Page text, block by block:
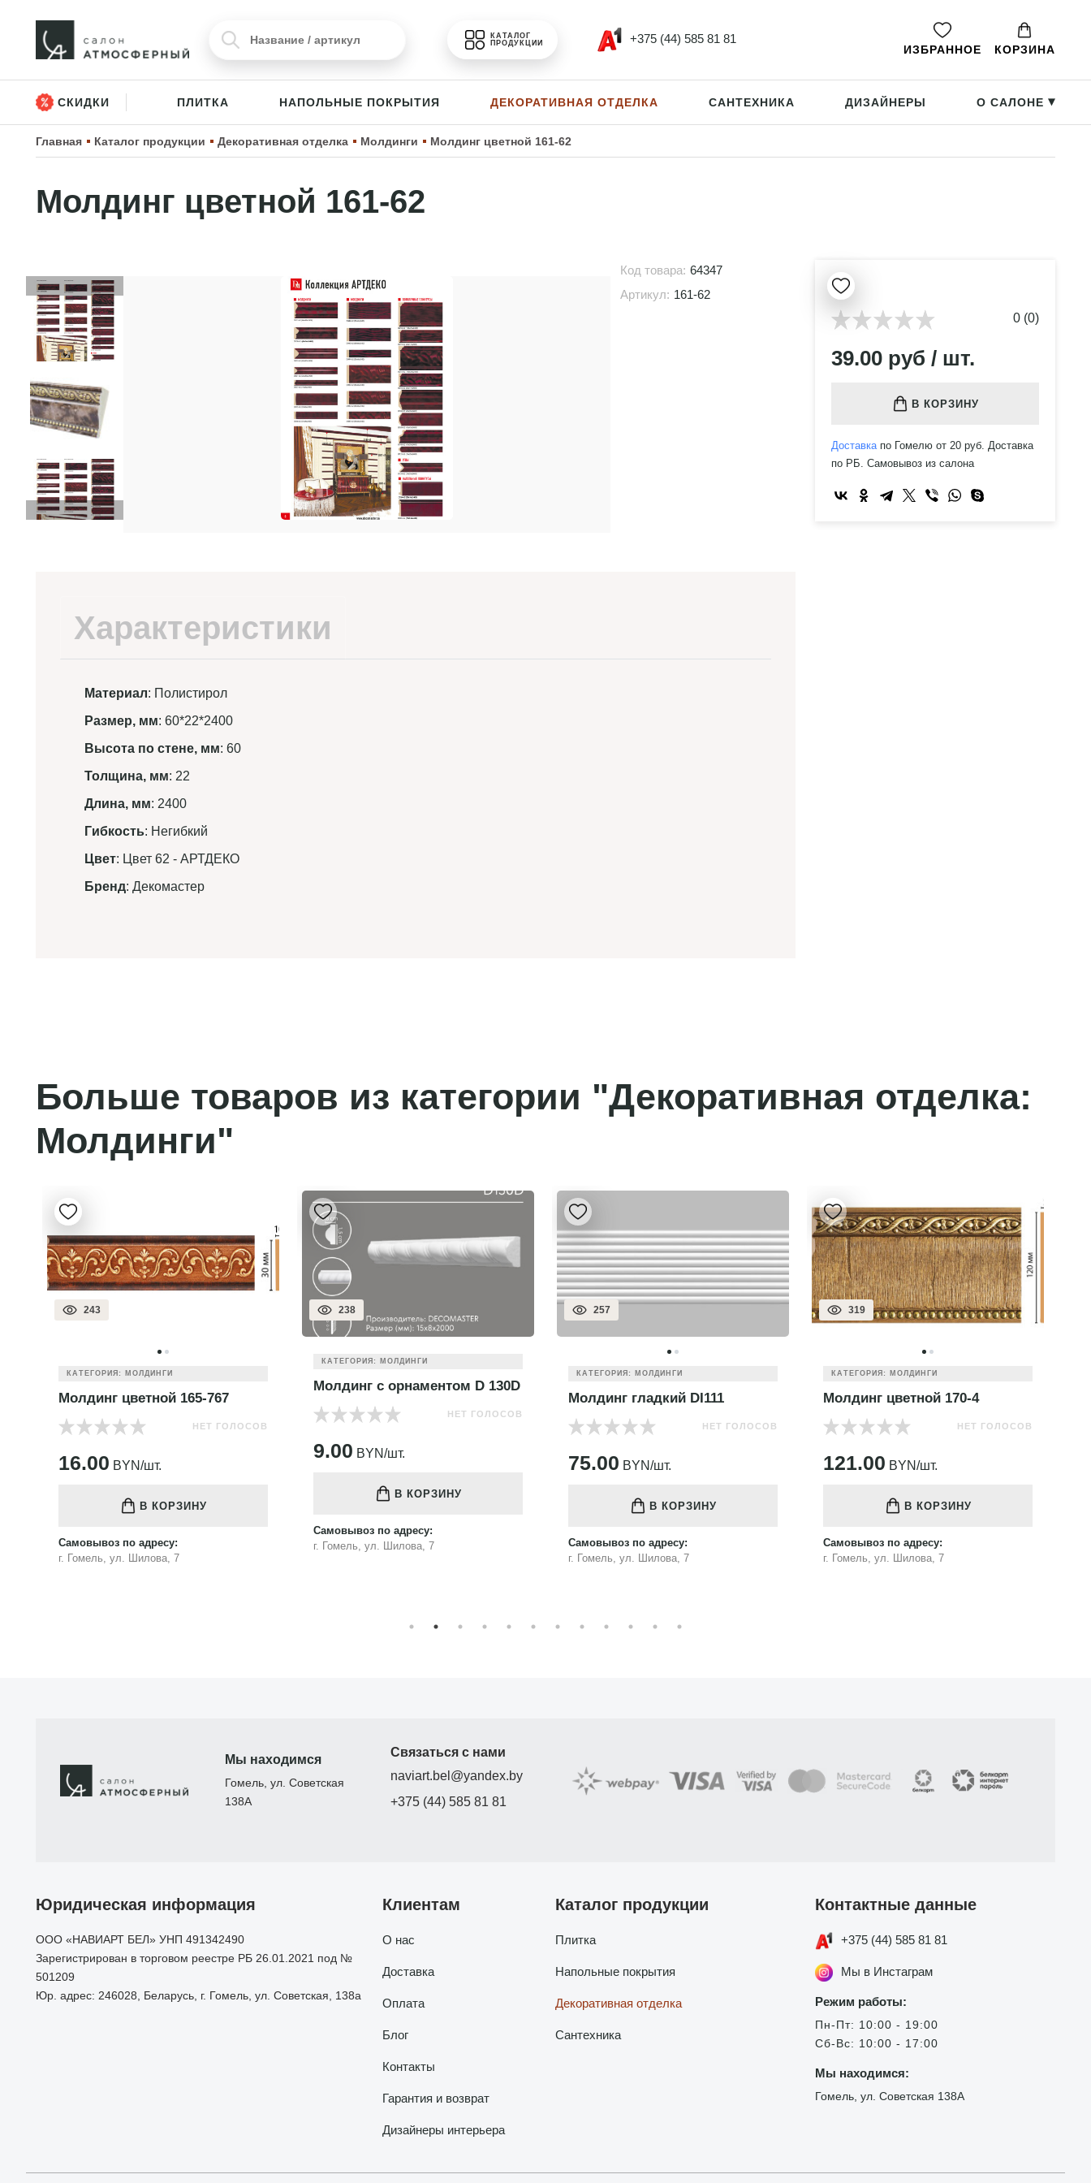
КАТАЛОГ
ПРОДУКЦИИ
+375 (44) 585 81 81
ИЗБРАННОЕ КОРЗИНА
СКИДКИ ПЛИТКА НАПОЛЬНЫЕ ПОКРЫТИЯ ДЕКОРАТИВНАЯ ОТДЕЛКА САНТЕХНИКА ДИЗАЙНЕРЫ О САЛОНЕ ▸
Главная Каталог продукции Декоративная отделка Молдинги Молдинг цветной 161-62
Молдинг цветной 161-62
Код товара: 64347
Артикул: 161-62
Характеристики
Материал: Полистирол
Размер, мм: 60*22*2400
Высота по стене, мм: 60
Толщина, мм: 22
Длина, мм: 2400
Гибкость: Негибкий
Цвет: Цвет 62 - АРТДЕКО
Бренд: Декомастер
0 (0)
39.00 руб / шт.
В КОРЗИНУ
Доставкапо Гомелю от 20 руб. Доставка
по РБ. Самовывоз из салона
Больше товаров из категории "Декоративная отделка:
Молдинги"
243
КАТЕГОРИЯ: МОЛДИНГИ
Молдинг цветной 165-767
НЕТ ГОЛОСОВ
16.00 BYN/шт.
В КОРЗИНУ
Самовывоз по адресу:
г. Гомель, ул. Шилова, 7
238
КАТЕГОРИЯ: МОЛДИНГИ
Молдинг с орнаментом D 130D
НЕТ ГОЛОСОВ
9.00 BYN/шт.
В КОРЗИНУ
Самовывоз по адресу:
г. Гомель, ул. Шилова, 7
257
КАТЕГОРИЯ: МОЛДИНГИ
Молдинг гладкий DI111
НЕТ ГОЛОСОВ
75.00 BYN/шт.
В КОРЗИНУ
Самовывоз по адресу:
г. Гомель, ул. Шилова, 7
319
КАТЕГОРИЯ: МОЛДИНГИ
Молдинг цветной 170-4
НЕТ ГОЛОСОВ
121.00 BYN/шт.
В КОРЗИНУ
Самовывоз по адресу:
г. Гомель, ул. Шилова, 7
Мы находимся
Гомель, ул. Советская
138А
Связаться с нами
naviart.bel@yandex.by
+375 (44) 585 81 81
Юридическая информация
ООО «НАВИАРТ БЕЛ» УНП 491342490
Зарегистрирован в торговом реестре РБ 26.01.2021 под №
501209
Юр. адрес: 246028, Беларусь, г. Гомель, ул. Советская, 138а
Клиентам
О нас
Доставка
Оплата
Блог
Контакты
Гарантия и возврат
Дизайнеры интерьера
Каталог продукции
Плитка
Напольные покрытия
Декоративная отделка
Сантехника
Контактные данные
+375 (44) 585 81 81
Мы в Инстаграм
Режим работы:
Пн-Пт: 10:00 - 19:00
Сб-Вс: 10:00 - 17:00
Мы находимся:
Гомель, ул. Советская 138А